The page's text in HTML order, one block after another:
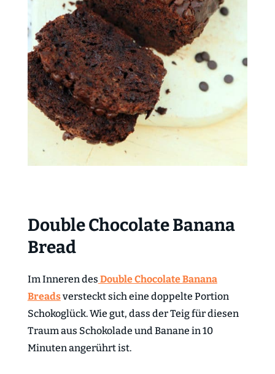
Double Chocolate Banana
Bread
Im Inneren des Double Chocolate Banana
Breadsversteckt sich eine doppelte Portion
Schokoglück. Wie gut, dass der Teig für diesen
Traum aus Schokolade und Banane in 10
Minuten angerührt ist.